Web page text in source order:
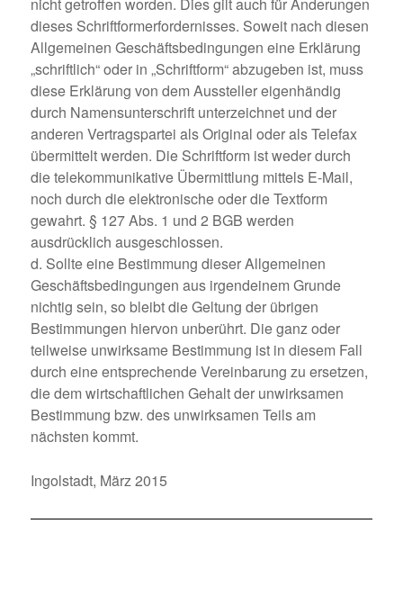
dieses Schriftformerfordernisses. Soweit nach diesen
Allgemeinen Geschäftsbedingungen eine Erklärung
„schriftlich“ oder in „Schriftform“ abzugeben ist, muss
diese Erklärung von dem Aussteller eigenhändig
durch Namensunterschrift unterzeichnet und der
anderen Vertragspartei als Original oder als Telefax
übermittelt werden. Die Schriftform ist weder durch
die telekommunikative Übermittlung mittels E-Mail,
noch durch die elektronische oder die Textform
gewahrt. § 127 Abs. 1 und 2 BGB werden
ausdrücklich ausgeschlossen.
d. Sollte eine Bestimmung dieser Allgemeinen
Geschäftsbedingungen aus irgendeinem Grunde
nichtig sein, so bleibt die Geltung der übrigen
Bestimmungen hiervon unberührt. Die ganz oder
teilweise unwirksame Bestimmung ist in diesem Fall
durch eine entsprechende Vereinbarung zu ersetzen,
die dem wirtschaftlichen Gehalt der unwirksamen
Bestimmung bzw. des unwirksamen Teils am
nächsten kommt.
Ingolstadt, März 2015